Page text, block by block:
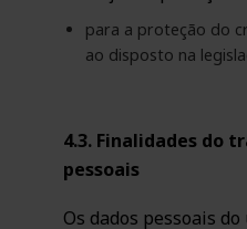
para a proteção do
ao disposto na
4.3. Finalidades do
pessoais
Os dados pessoais